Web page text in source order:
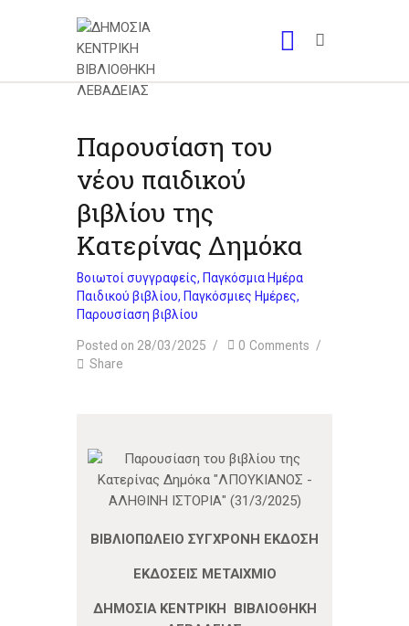
Παρουσίαση του
νέου παιδικού
βιβλίου της
Κατερίνας Δημόκα
Βοιωτοί συγγραφείς, Παγκόσμια Ημέρα
Παιδικού βιβλίου, Παγκόσμιες Ημέρες,
Παρουσίαση βιβλίου
Posted on 28/03/2025 0 Comments
Share
ΒΙΒΛΙΟΠΩΛΕΙΟ ΣΥΓΧΡΟΝΗ ΕΚΔΟΣΗ
ΕΚΔΟΣΕΙΣ ΜΕΤΑΙΧΜΙΟ
ΔΗΜΟΣΙΑ ΚΕΝΤΡΙΚΗ ΒΙΒΛΙΟΘΗΚΗ